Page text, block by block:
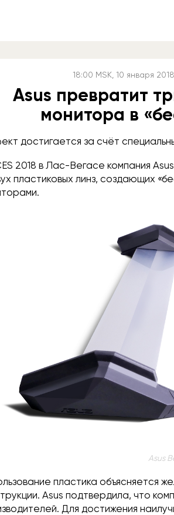
18:00 MSK, 10 января 2018
Asus превратит
монитора в
достигается за счёт
2018 в Лас-Вегасе компания
пластиковых линз, создающих
Asus
пластика объясняется
Asus подтвердила, что
Для достижения